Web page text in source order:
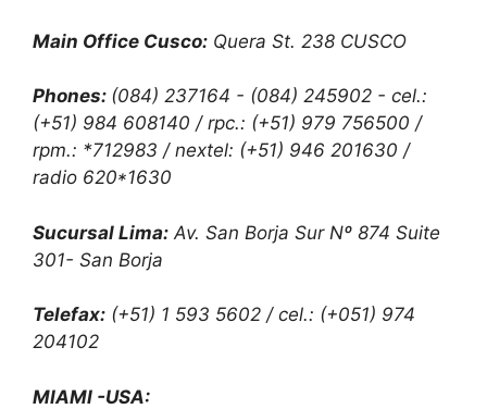
Main Office Cusco: Quera St. 238 CUSCO
Phones: (084) 237164 - (084) 245902 - cel.:
(+51) 984 608140 / rpc.: (+51) 979 756500 /
rpm.: *712983 / nextel: (+51) 946 201630 /
radio 620*1630
Sucursal Lima: Av. San Borja Sur Nº 874 Suite
301- San Borja
Telefax: (+51) 1 593 5602 / cel.: (+051) 974
204102
MIAMI -USA: